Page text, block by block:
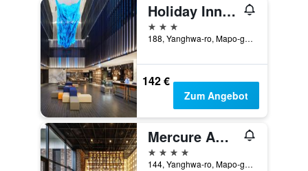
Holiday Inn Express Seoul Hongdae By IHG
3 Sterne
188, Yanghwa-ro, Mapo-gu, Seoul, Südkorea
142 €
Zum Angebot
Mercure Ambassador Seoul Hongdae
4 Sterne
144, Yanghwa-ro, Mapo-gu, Seoul, Südkorea